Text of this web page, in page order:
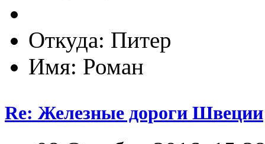
Откуда: Питер
Имя: Роман
Re: Железные дороги Швеции